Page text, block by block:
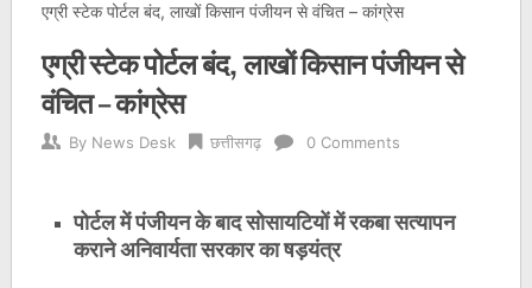
एग्री स्टेक पोर्टल बंद, लाखों किसान पंजीयन से वंचित – कांग्रेस
एग्री स्टेक पोर्टल बंद, लाखों किसान पंजीयन से
वंचित – कांग्रेस
By News Desk छत्तीसगढ़ 0 Comments
पोर्टल में पंजीयन के बाद सोसायटियों में रकबा सत्यापन
कराने अनिवार्यता सरकार का षड़यंत्र